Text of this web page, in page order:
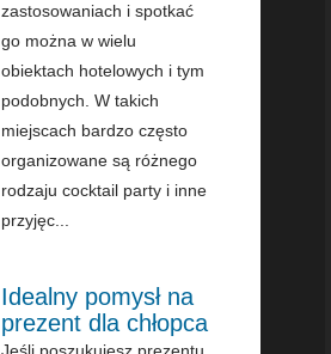
zastosowaniach i spotkać
go można w wielu
obiektach hotelowych i tym
podobnych. W takich
miejscach bardzo często
organizowane są różnego
rodzaju cocktail party i inne
przyjęc...
Idealny pomysł na
prezent dla chłopca